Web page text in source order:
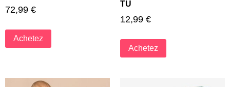
72,99 €
Achetez
TU
12,99 €
Achetez